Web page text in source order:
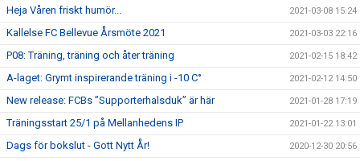
Heja Våren friskt humör... 2021-03-08 15:24
Kallelse FC Bellevue Årsmöte 2021 2021-03-03 22:16
P08: Träning, träning och åter träning 2021-02-15 18:42
A-laget: Grymt inspirerande träning i -10 C° 2021-02-12 14:50
New release: FCBs ”Supporterhalsduk” är här 2021-01-28 17:19
Träningsstart 25/1 på Mellanhedens IP 2021-01-22 13:01
Dags för bokslut - Gott Nytt År! 2020-12-30 20:56